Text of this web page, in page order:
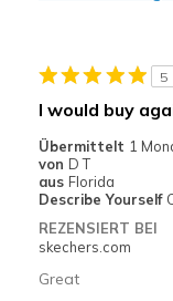
Casual Wear
Width
Sizing
View On Shoes
5
I would buy
Übermittelt 1
von D T
aus Florida
Describe Yourself
REZENSIERT BEI
skechers.com
Great